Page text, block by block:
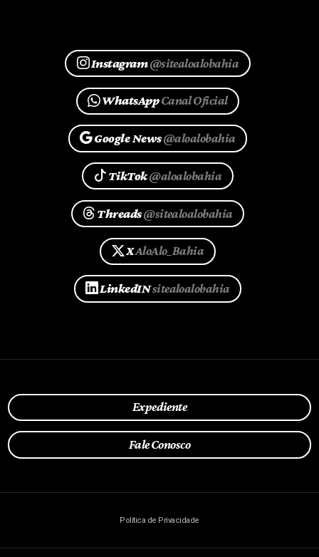
Instagram@sitealoalobahia
WhatsAppCanal Oficial
Google News@aloalobahia
TikTok@aloalobahia
Threads@sitealoalobahia
XAloAlo_Bahia
LinkedINsitealoalobahia
Expediente
Fale Conosco
Política de Privacidade